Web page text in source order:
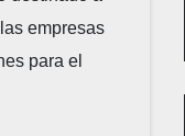
empresas
para el